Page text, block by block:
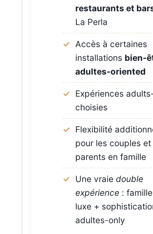
restaurants et
La Perla
Accès à certaines
installations bien-
adultes-oriented
Expériences
choisies
Flexibilité
pour les couples et
parents en famille
Une vraie double
expérience:
luxe +
adultes-only